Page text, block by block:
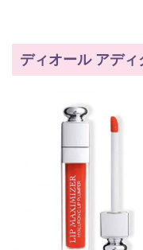
ディオール アデ